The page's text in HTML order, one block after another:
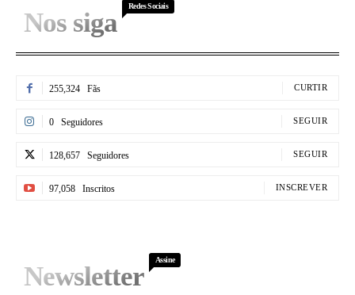
Nos siga
Redes Sociais
255,324 Fãs CURTIR
0 Seguidores SEGUIR
128,657 Seguidores SEGUIR
97,058 Inscritos INSCREVER
Newsletter
Assine